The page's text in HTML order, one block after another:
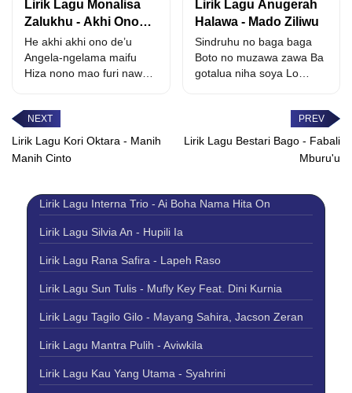
hayaugo...
Lirik Lagu Monalisa
Zalukhu - Akhi Ono
De'u
He akhi akhi ono de’u
Angela-ngelama maifu
Hiza nono mao furi nawu
Lirik Lagu Anugerah
Halawa - Mado Ziliwu
Sindruhu no baga baga
Boto no muzawa zawa Ba
gotalua niha soya Lo
Lirik Lagu Kori Oktara - Manih
Manih Cinto
Lirik Lagu Bestari Bago - Fabali
Mburu'u
Lirik Lagu Interna Trio - Ai Boha Nama Hita On
Lirik Lagu Silvia An - Hupili Ia
Lirik Lagu Rana Safira - Lapeh Raso
Lirik Lagu Sun Tulis - Mufly Key Feat. Dini Kurnia
Lirik Lagu Tagilo Gilo - Mayang Sahira, Jacson Zeran
Lirik Lagu Mantra Pulih - Aviwkila
Lirik Lagu Kau Yang Utama - Syahrini